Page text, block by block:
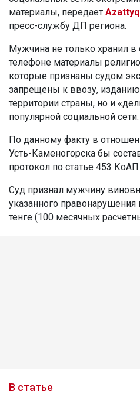
материалы, передает Azattyq
пресс-службу ДП региона.
Мужчина не только хранил
телефоне материалы
которые признаны судом
запрещены к ввозу,
территории страны, но и
популярной социальной сети.
По данному факту в
Усть-Каменогорска бы
протокол по статье 453
Суд признал мужчину
указанного
тенге (100 месячных
В статье